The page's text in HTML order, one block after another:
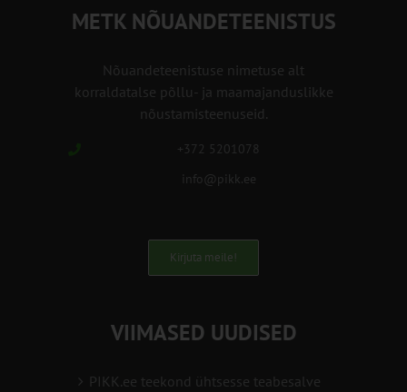
METK NÕUANDETEENISTUS
Nõuandeteenistuse nimetuse alt
korraldatalse põllu- ja maamajanduslikke
nõustamisteenuseid.
+372 5201078
info@pikk.ee
Kirjuta meile!
VIIMASED UUDISED
PIKK.ee teekond ühtsesse teabesalve